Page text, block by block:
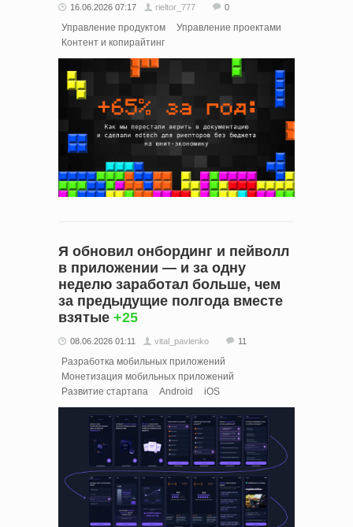
16.06.2026 07:17 rieltor_777 0
Управление продуктом
Управление проектами
Контент и копирайтинг
Я обновил онбординг и пейволл
в приложении — и за одну
неделю заработал больше, чем
за предыдущие полгода вместе
взятые +25
08.06.2026 01:11 vital_pavlenko 11
Разработка мобильных приложений
Монетизация мобильных приложений
Развитие стартапа
Android iOS